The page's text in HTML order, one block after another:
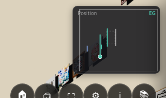
🏠 🥽 ⚙️ 📚
EG
Position